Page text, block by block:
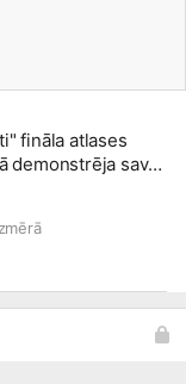
fināla atlases
demonstrēja savas
zīmēšanā,
maijā cīnīsies
attīstīšanai.